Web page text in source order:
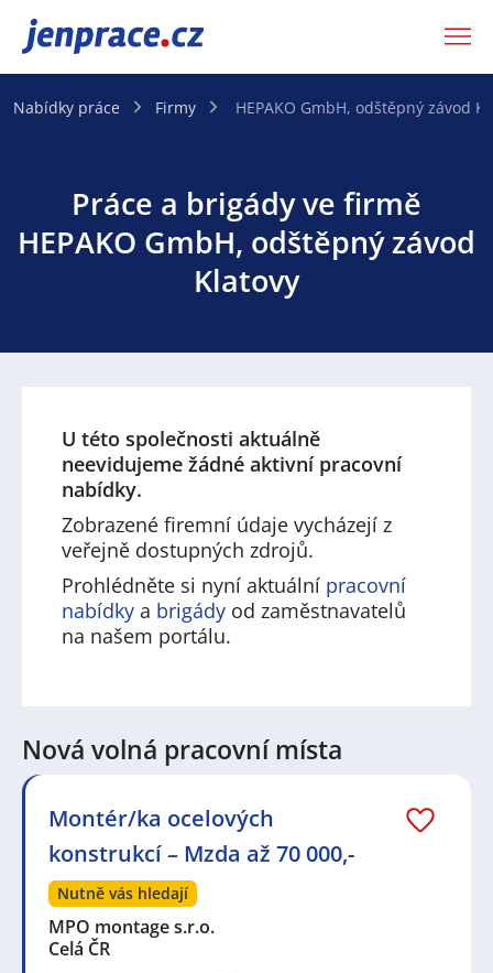
JenPráce.cz
Nabídky práce Firmy HEPAKO GmbH, odštěpný závod
Práce a brigády ve firmě
HEPAKO GmbH, odštěpný závod
Klatovy
U této společnosti aktuálně
neevidujeme žádné aktivní pracovní
nabídky.
Zobrazené firemní údaje vycházejí z
veřejně dostupných zdrojů.
Prohlédněte si nyní aktuální pracovní
nabídky a brigády od zaměstnavatelů
na našem portálu.
Nová volná pracovní místa
Montér/ka ocelových
konstrukcí – Mzda až 70 000,-
Nutně vás hledají
MPO montage s.r.o.
Celá ČR